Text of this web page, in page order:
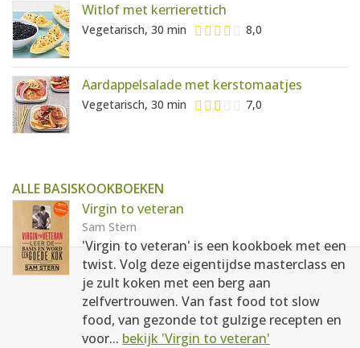
Witlof met kerrierettich
Vegetarisch, 30 min 8,0
Aardappelsalade met kerstomaatjes
Vegetarisch, 30 min 7,0
ALLE BASISKOOKBOEKEN
Virgin to veteran
Sam Stern
'Virgin to veteran' is een kookboek met een
twist. Volg deze eigentijdse masterclass en
je zult koken met een berg aan
zelfvertrouwen. Van fast food tot slow
food, van gezonde tot gulzige recepten en
voor... bekijk 'Virgin to veteran'